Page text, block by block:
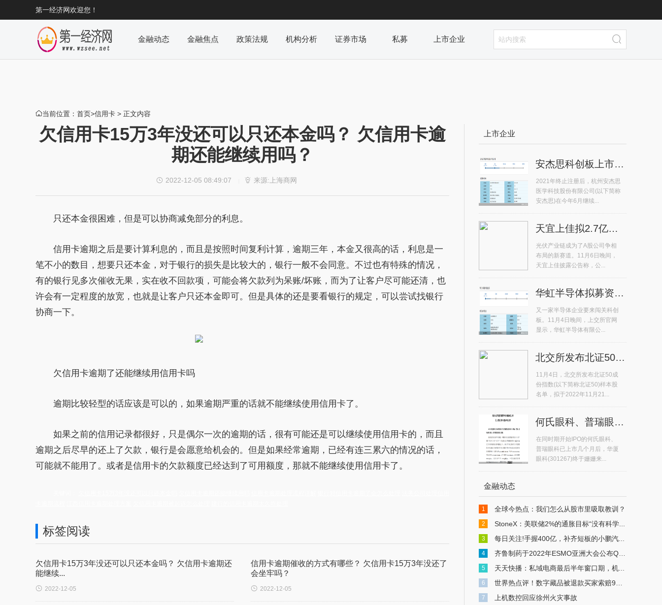
第一经济网欢迎您！
金融动态 金融焦点 政策法规 机构分析 证券市场 私募 上市企业
当前位置： 首页>信用卡 > 正文内容
欠信用卡15万3年没还可以只还本金吗？ 欠信用卡逾
期还能继续用吗？
 2022-12-05 08:49:07  来源:上海商网
只还本金很困难，但是可以协商减免部分的利息。
信用卡逾期之后是要计算利息的，而且是按照时间复利计算，逾期三年，本金又很高的话，利息是一
笔不小的数目，想要只还本金，对于银行的损失是比较大的，银行一般不会同意。不过也有特殊的情况，
有的银行见多次催收无果，实在收不回款项，可能会将欠款列为呆账/坏账，而为了让客户尽可能还清，也
许会有一定程度的放宽，也就是让客户只还本金即可。但是具体的还是要看银行的规定，可以尝试找银行
协商一下。
欠信用卡逾期了还能继续用信用卡吗
逾期比较轻型的话应该是可以的，如果逾期严重的话就不能继续使用信用卡了。
如果之前的信用记录都很好，只是偶尔一次的逾期的话，很有可能还是可以继续使用信用卡的，而且
逾期之后尽早的还上了欠款，银行是会愿意给机会的。但是如果经常逾期，已经有连三累六的情况的话，
可能就不能用了。或者是信用卡的欠款额度已经达到了可用额度，那就不能继续使用信用卡了。
标签阅读
欠信用卡15万3年没还可以只还本金吗？ 欠信用卡逾期还
能继续...
 2022-12-05
信用卡逾期催收的方式有哪些？ 欠信用卡15万3年没还了
会坐牢吗？
 2022-12-05
上市企业
安杰思科创板上市排队不足五个月...
2021年终止注册后，杭州安杰思
医学科技股份有限公司(以下简称
安杰思)在今年6月继续...
天宜上佳拟2.7亿元收购晶熠阳90%...
光伏产业链成为了A股公司争相
布局的新赛道。11月6日晚间，
天宜上佳披露公告称，公...
华虹半导体拟募资180亿元冲击科...
又一家半导体企业要来闯关科创
板。11月4日晚间，上交所官网
显示，华虹半导体有限公...
北交所发布北证50成份指数首发样...
11月4日，北交所发布北证50成
份指数(以下简称北证50)样本股
名单，拟于2022年11月21...
何氏眼科、普瑞眼科11月7日上市...
在同时期开始IPO的何氏眼科、
普瑞眼科已上市几个月后，华厦
眼科(301267)终于姗姗来...
金融动态
1 全球今热点：我们怎么从股市里吸取教训？
2 StoneX：美联储2%的通胀目标“没有科学...
3 每日关注!手握400亿，补齐短板的小鹏汽...
4 齐鲁制药于2022年ESMO亚洲大会公布QL160...
5 天天快播：私域电商最后半年窗口期，机...
6 世界热点评！数字藏品被退款买家索赔9万...
7 上机数控回应徐州火灾事故